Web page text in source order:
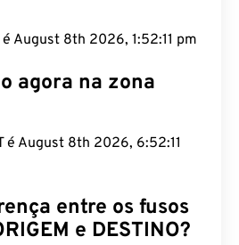
é August 8th 2026, 1:52:12 pm
agora na zona
é August 8th 2026, 6:52:12
entre os fusos
e DESTINO?